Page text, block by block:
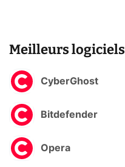
Meilleurs logiciels
CyberGhost
Bitdefender
Opera